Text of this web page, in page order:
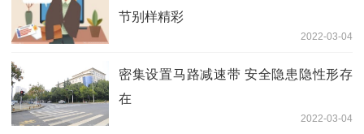
节别样精彩
2022-03-04
密集设置马路减速带 安全隐患隐性形存
在
2022-03-04